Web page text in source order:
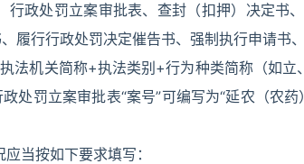
行政处罚立案审批表、查封（扣押）决定书
履行行政处罚决定催告书、强制执行申请书
法机关简称+执法类别+行为种类简称（如
处罚立案审批表“案号”可编写为“延农（农
当按如下要求填写：